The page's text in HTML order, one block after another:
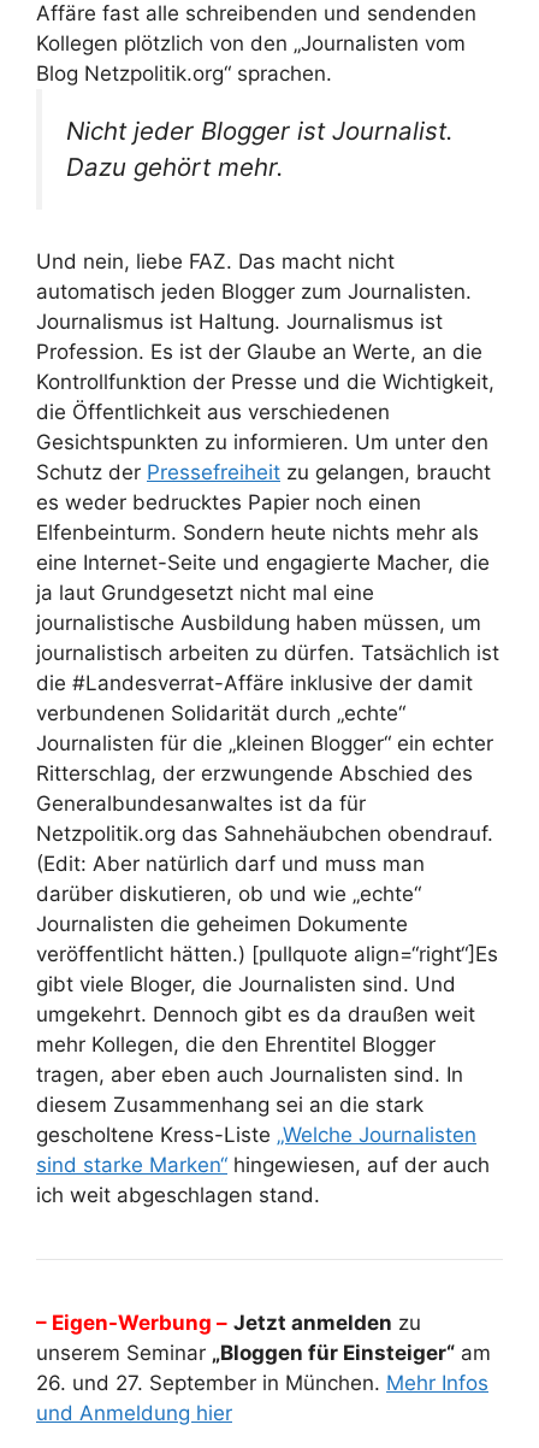
Affäre fast alle schreibenden und sendenden
Kollegen plötzlich von den „Journalisten vom
Blog Netzpolitik.org“ sprachen.
Nicht jeder Blogger ist Journalist.
Dazu gehört mehr.
Und nein, liebe FAZ. Das macht nicht
automatisch jeden Blogger zum Journalisten.
Journalismus ist Haltung. Journalismus ist
Profession. Es ist der Glaube an Werte, an die
Kontrollfunktion der Presse und die Wichtigkeit,
die Öffentlichkeit aus verschiedenen
Gesichtspunkten zu informieren. Um unter den
Schutz der Pressefreiheit zu gelangen, braucht
es weder bedrucktes Papier noch einen
Elfenbeinturm. Sondern heute nichts mehr als
eine Internet-Seite und engagierte Macher, die
ja laut Grundgesetzt nicht mal eine
journalistische Ausbildung haben müssen, um
journalistisch arbeiten zu dürfen. Tatsächlich ist
die #Landesverrat-Affäre inklusive der damit
verbundenen Solidarität durch „echte“
Journalisten für die „kleinen Blogger“ ein echter
Ritterschlag, der erzwungende Abschied des
Generalbundesanwaltes ist da für
Netzpolitik.org das Sahnehäubchen obendrauf.
(Edit: Aber natürlich darf und muss man
darüber diskutieren, ob und wie „echte“
Journalisten die geheimen Dokumente
veröffentlicht hätten.) [pullquote align=“right“]Es
gibt viele Bloger, die Journalisten sind. Und
umgekehrt. Dennoch gibt es da draußen weit
mehr Kollegen, die den Ehrentitel Blogger
tragen, aber eben auch Journalisten sind. In
diesem Zusammenhang sei an die stark
gescholtene Kress-Liste „Welche Journalisten
sind starke Marken“ hingewiesen, auf der auch
ich weit abgeschlagen stand.
– Eigen-Werbung – Jetzt anmelden zu
unserem Seminar „Bloggen für Einsteiger“ am
26. und 27. September in München. Mehr Infos
und Anmeldung hier